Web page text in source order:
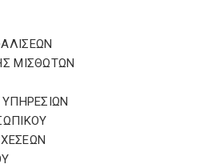
ΜΙΣΘΩΤΩΝ